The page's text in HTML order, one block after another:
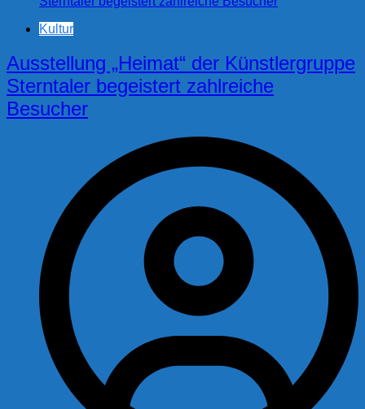
Kultur
Ausstellung „Heimat“ der Künstlergruppe
Sterntaler begeistert zahlreiche
Besucher